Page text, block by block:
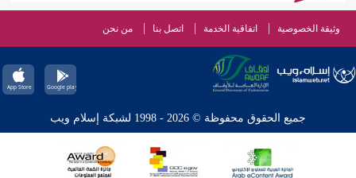
وثيقة الخصوصية اتفاقية الخدمة اتصل بنا من نحن
جميع الحقوق محفوظة © 2026 - 1998 لشبكة إسلام ويب